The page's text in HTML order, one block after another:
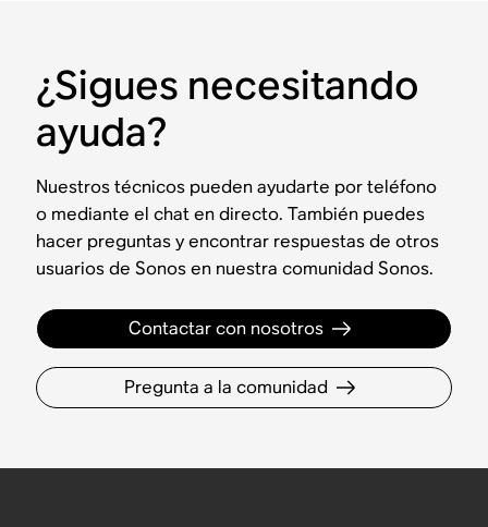
¿Sigues necesitando
ayuda?
Nuestros técnicos pueden ayudarte por teléfono
o mediante el chat en directo. También puedes
hacer preguntas y encontrar respuestas de otros
usuarios de Sonos en nuestra comunidad Sonos.
Contactar con nosotros
Pregunta a la comunidad